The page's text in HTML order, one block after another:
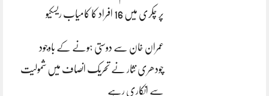
پر چکری میں 16 افراد کا کامیاب ریسکیو
عمران خان سے دوستی ہونے کے باوجود
چودھری نثار نے تحریک انصاف میں شمولیت
سے انکاری رہے